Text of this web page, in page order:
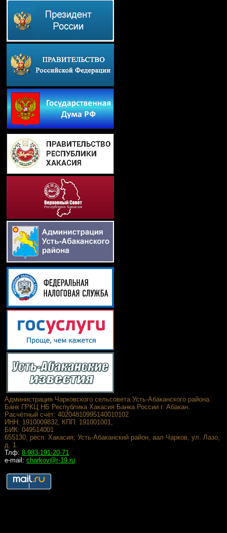
Администрация Чарковского сельсовета Усть-Абаканского района.
Банк ГРКЦ НБ Республика Хакасия Банка России г. Абакан.
Расчётный счёт: 40204810995140010102
ИНН: 1910009832, КПП: 191001001,
БИК: 049514001
655130, респ. Хакасия, Усть-Абаканский район, аал Чарков, ул. Лазо,
д. 1.
Тлф: 8-983-191-20-71
e-mail: charkov@r-19.ru